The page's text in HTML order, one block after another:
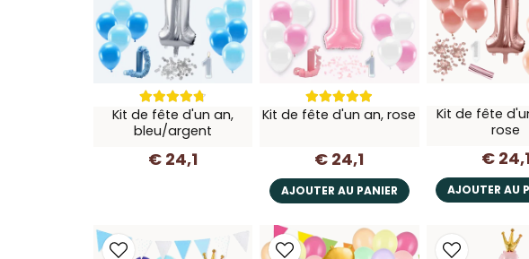
Kit de fête d'un an,
bleu/argent
€ 24,1
Kit de fête d'un an, rose
€ 24,1
AJOUTER AU PANIER
Kit de fête
rose
€
AJOUTER AU